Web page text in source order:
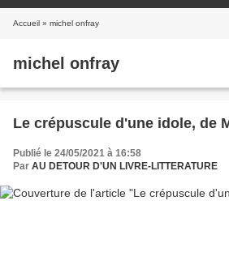
Accueil » michel onfray
michel onfray
Le crépuscule d'une idole, de
Publié le 24/05/2021 à 16:58
Par AU DETOUR D'UN LIVRE-LITTERATURE